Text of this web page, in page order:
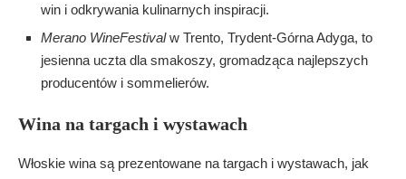
win i odkrywania kulinarnych inspiracji.
Merano WineFestivalw Trento, Trydent-Górna Adyga, to
jesienna uczta dla smakoszy, gromadząca najlepszych
producentów i sommelierów.
Wina na targach i wystawach
Włoskie wina są prezentowane na targach i wystawach, jak